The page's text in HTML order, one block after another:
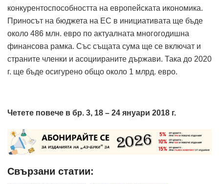
конкурентоспособността на европейската икономика.
Приносът на бюджета на ЕС в инициативата ще бъде
около 486 млн. евро по актуалната многогодишна
финансова рамка. Със същата сума ще се включат и
страните членки и асоциираните държави. Така до 2020
г. ще бъде осигурено общо около 1 млрд. евро.
Четете повече в бр. 3, 18 – 24 януари 2018 г.
Свързани статии: